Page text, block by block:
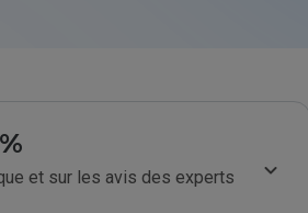
et sur les avis des experts